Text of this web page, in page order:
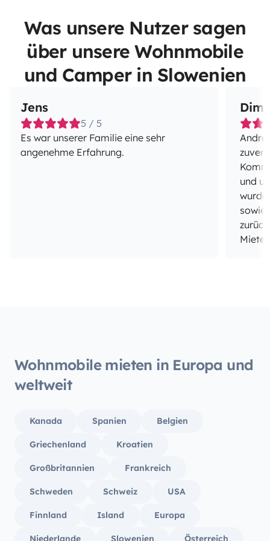
Was unsere Nutzer sagen
über unsere Wohnmobile
und Camper in Slowenien
Jens
5 / 5
Es war unserer Familie eine sehr
angenehme Erfahrung.
und
wurde
sowie
Wohnmobile mieten in Europa und
weltweit
Kanada Spanien Belgien
Griechenland Kroatien
Großbritannien Frankreich
Schweden Schweiz USA
Finnland Island Europa
Niederlande Slowenien Österreich